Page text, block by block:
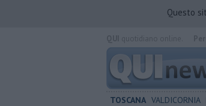
Questo
TOSCANA VALDICORNIA